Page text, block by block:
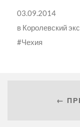
03.09.2014
в Королевский
Чехия
←